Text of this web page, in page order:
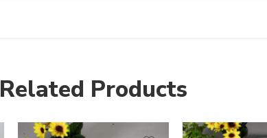
Related Products